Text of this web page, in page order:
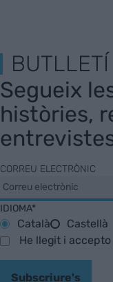
BUTLLETÍ
Segueix
històries,
CORREU ELECTRÒNIC
IDIOMA*
Català
Castellà
He llegit i
Subscriure's